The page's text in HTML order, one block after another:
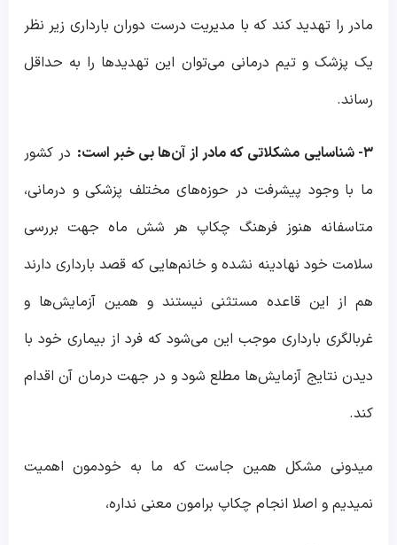
مادر را تهدید کند که با مدیریت درست دوران بارداری زیر نظر
یک پزشک و تیم درمانی می‌توان این تهدیدها را به حداقل
رساند.
۳- شناسایی مشکلاتی که مادر از آن‌ها بی خبر است:
در کشور
ما با وجود پیشرفت در حوزه‌های مختلف پزشکی و درمانی،
متاسفانه هنوز فرهنگ چکاپ هر شش ماه جهت بررسی
سلامت خود نهادینه نشده و خانم‌هایی که قصد بارداری دارند
هم از این قاعده مستثنی نیستند و همین آزمایش‌ها و
غربالگری بارداری موجب این می‌شود که فرد از بیماری‌ خود با
دیدن نتایج آزمایش‌ها مطلع شود و در جهت درمان آن اقدام
کند.
میدونی مشکل همین جاست که ما به خودمون اهمیت
نمیدیم و اصلا انجام چکاپ برامون معنی نداره،